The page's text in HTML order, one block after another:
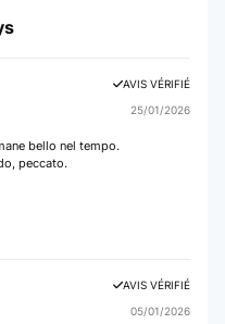
AVIS VÉRIFIÉ
25/01/2026
bello nel tempo.
peccato.
AVIS VÉRIFIÉ
05/01/2026